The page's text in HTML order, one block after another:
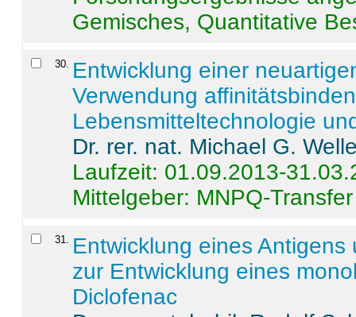
Gemisches, Quantitative
30. Entwicklung einer
Verwendung
Lebensmitteltechnologie
Dr. rer. nat. Michael G.
Laufzeit: 01.09.2013-
Mittelgeber: MNPQ-Transfer
31. Entwicklung eines
zur Entwicklung eines
Diclofenac